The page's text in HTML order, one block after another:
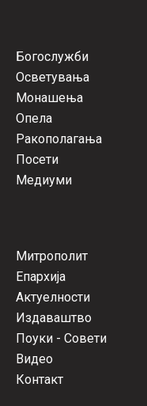
Богослужби
Осветувања
Монашења
Опела
Ракополагања
Посети
Медиуми
Митрополит
Епархија
Актуелности
Издаваштво
Поуки - Совети
Видео
Контакт